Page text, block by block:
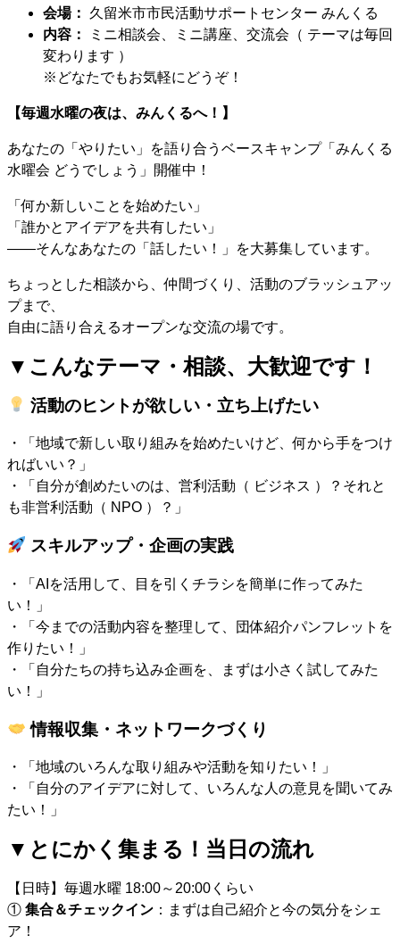
会場：
久留米市市民活動サポートセンター みんくる
内容：
ミニ相談会、ミニ講座、交流会（ テーマは毎回
変わります ）
※どなたでもお気軽にどうぞ！
【毎週水曜の夜は、みんくるへ！】
あなたの「やりたい」を語り合うベースキャンプ「みんくる
水曜会 どうでしょう」開催中！
「何か新しいことを始めたい」
「誰かとアイデアを共有したい」
——そんなあなたの「話したい！」を大募集しています。
ちょっとした相談から、仲間づくり、活動のブラッシュアッ
プまで、
自由に語り合えるオープンな交流の場です。
▼こんなテーマ・相談、大歓迎です！
活動のヒントが欲しい・立ち上げたい
・「地域で新しい取り組みを始めたいけど、何から手をつけ
ればいい？」
・「自分が創めたいのは、営利活動（ ビジネス ）？それと
も非営利活動（ NPO ）？」
スキルアップ・企画の実践
・「AIを活用して、目を引くチラシを簡単に作ってみた
い！」
・「今までの活動内容を整理して、団体紹介パンフレットを
作りたい！」
・「自分たちの持ち込み企画を、まずは小さく試してみた
い！」
情報収集・ネットワークづくり
・「地域のいろんな取り組みや活動を知りたい！」
・「自分のアイデアに対して、いろんな人の意見を聞いてみ
たい！」
▼とにかく集まる！当日の流れ
【日時】毎週水曜 18:00～20:00くらい
① 集合＆チェックイン ：まずは自己紹介と今の気分をシェ
ア！